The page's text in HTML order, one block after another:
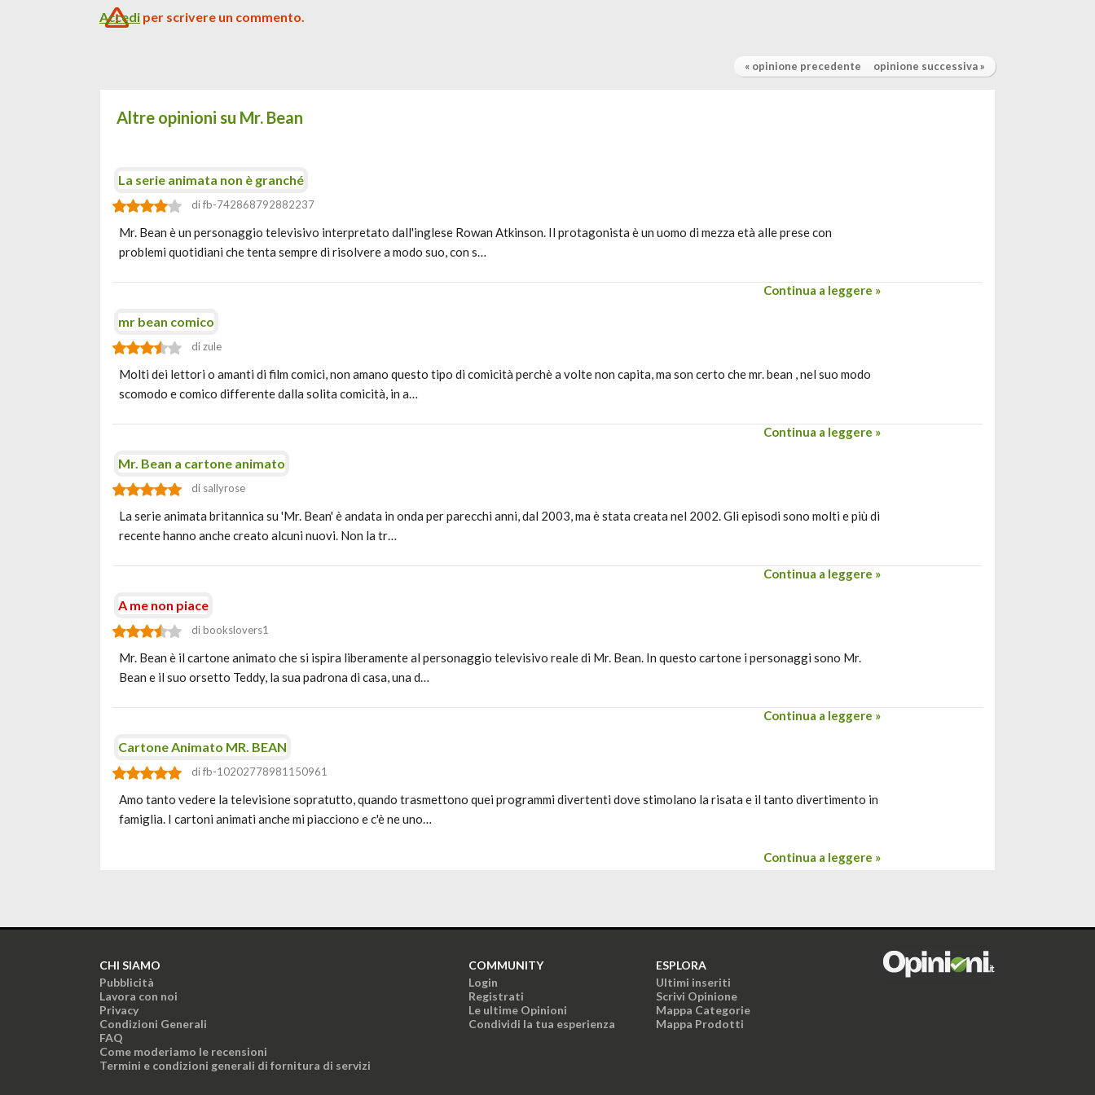
Accedi per scrivere un commento.
« opinione precedente opinione successiva »
Altre opinioni su Mr. Bean
La serie animata non è granché
di fb-742868792882237
Mr. Bean è un personaggio televisivo interpretato dall'inglese Rowan Atkinson. Il protagonista è un uomo di mezza età alle prese con
problemi quotidiani che tenta sempre di risolvere a modo suo, con s…
Continua a leggere »
mr bean comico
di zule
Molti dei lettori o amanti di film comici, non amano questo tipo di comicità perchè a volte non capita, ma son certo che mr. bean , nel suo modo
scomodo e comico differente dalla solita comicità, in a…
Continua a leggere »
Mr. Bean a cartone animato
di sallyrose
La serie animata britannica su 'Mr. Bean' è andata in onda per parecchi anni, dal 2003, ma è stata creata nel 2002. Gli episodi sono molti e più di
recente hanno anche creato alcuni nuovi. Non la tr…
Continua a leggere »
A me non piace
di bookslovers1
Mr. Bean è il cartone animato che si ispira liberamente al personaggio televisivo reale di Mr. Bean. In questo cartone i personaggi sono Mr.
Bean e il suo orsetto Teddy, la sua padrona di casa, una d…
Continua a leggere »
Cartone Animato MR. BEAN
di fb-10202778981150961
Amo tanto vedere la televisione sopratutto, quando trasmettono quei programmi divertenti dove stimolano la risata e il tanto divertimento in
famiglia. I cartoni animati anche mi piacciono e c'è ne uno…
Continua a leggere »
CHI SIAMO
Pubblicità
Lavora con noi
Privacy
Condizioni Generali
FAQ
Come moderiamo le recensioni
Termini e condizioni generali di fornitura di servizi
COMMUNITY
Login
Registrati
Le ultime Opinioni
Condividi la tua esperienza
ESPLORA
Ultimi inseriti
Scrivi Opinione
Mappa Categorie
Mappa Prodotti